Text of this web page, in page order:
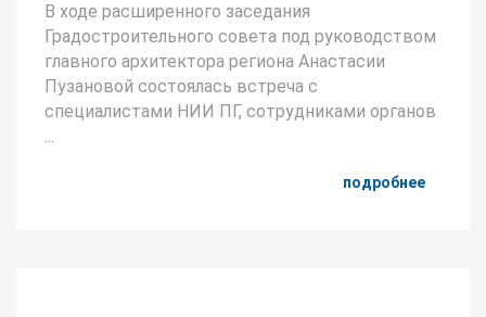
В ходе расширенного заседания
Градостроительного совета под руководством
главного архитектора региона Анастасии
Пузановой состоялась встреча с
специалистами НИИ ПГ, сотрудниками органов
...
подробнее